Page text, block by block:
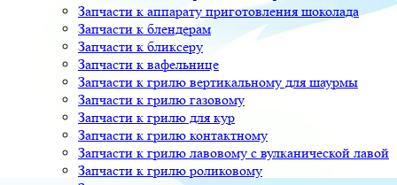
Запчасти к аппарату приготовления шоколада
Запчасти к блендерам
Запчасти к бликсеру
Запчасти к вафельнице
Запчасти к грилю вертикальному для шаурмы
Запчасти к грилю газовому
Запчасти к грилю для кур
Запчасти к грилю контактному
Запчасти к грилю лавовому с вулканической лавой
Запчасти к грилю роликовому